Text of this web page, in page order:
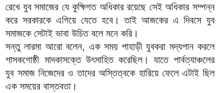
রেখে যুব সমাজের যে কুক্ষিগত অধিকার রয়েছে সেই অধিকার সম্পন্ন
করে সরকারকে এগিয়ে যেতে হবে। তাই আজকের এ দিবসে যুব
সমাজকে সেটাই ভাবা উচিত বলে মনে করি।
সন্তু লারমা আরো বলেন, এক সময় পাহাড়ী যুবকরা মদ্যপান করলে
শাসকগোষ্ঠী মাদকাসক্তে উৎসাহিত করেছিল। যাতে পার্বত্যাঞ্চলের
যুব সমাজ নিজেদের ও তাদের অস্তিত্বকে হারিয়ে ফেলে এটাই ছিল
এক সময়ের বাস্তবতা।